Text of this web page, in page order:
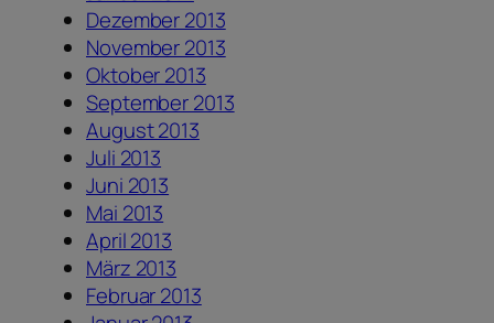
Dezember 2013
November 2013
Oktober 2013
September 2013
August 2013
Juli 2013
Juni 2013
Mai 2013
April 2013
März 2013
Februar 2013